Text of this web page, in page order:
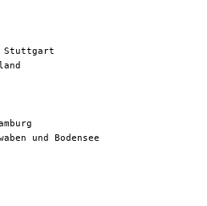
Stuttgart
und Bodensee